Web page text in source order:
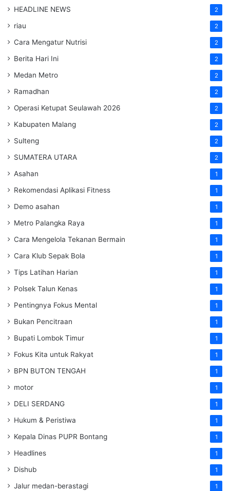
HEADLINE NEWS 2
riau 2
Cara Mengatur Nutrisi 2
Berita Hari Ini 2
Medan Metro 2
Ramadhan 2
Operasi Ketupat Seulawah 2026 2
Kabupaten Malang 2
Sulteng 2
SUMATERA UTARA 2
Asahan 1
Rekomendasi Aplikasi Fitness 1
Demo asahan 1
Metro Palangka Raya 1
Cara Mengelola Tekanan Bermain 1
Cara Klub Sepak Bola 1
Tips Latihan Harian 1
Polsek Talun Kenas 1
Pentingnya Fokus Mental 1
Bukan Pencitraan 1
Bupati Lombok Timur 1
Fokus Kita untuk Rakyat 1
BPN BUTON TENGAH 1
motor 1
DELI SERDANG 1
Hukum & Peristiwa 1
Kepala Dinas PUPR Bontang 1
Headlines 1
Dishub 1
Jalur medan-berastagi 1